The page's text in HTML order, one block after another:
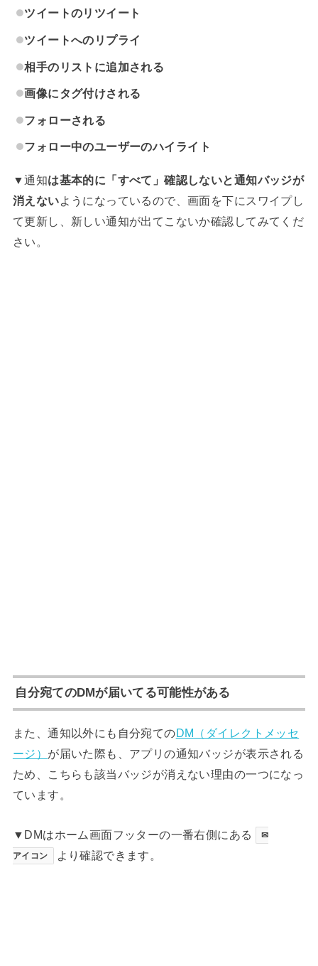
ツイートのリツイート
ツイートへのリプライ
相手のリストに追加される
画像にタグ付けされる
フォローされる
フォロー中のユーザーのハイライト
▼通知は基本的に「すべて」確認しないと通知バッジが
消えないようになっているので、画面を下にスワイプし
て更新し、新しい通知が出てこないか確認してみてくだ
さい。
自分宛てのDMが届いてる可能性がある
また、通知以外にも自分宛てのDM（ダイレクトメッセ
ージ） が届いた際も、アプリの通知バッジが表示される
ため、こちらも該当バッジが消えない理由の一つになっ
ています。
▼DMはホーム画面フッターの一番右側にある ✉
アイコン より確認できます。